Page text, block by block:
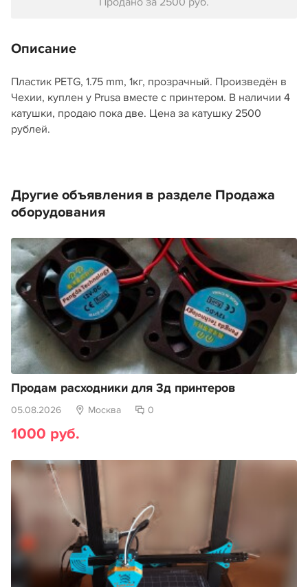
Описание
Пластик PETG, 1.75 mm, 1кг, прозрачный. Произведён в
Чехии, куплен у Prusa вместе с принтером. В наличии 4
катушки, продаю пока две. Цена за катушку 2500
рублей.
Другие объявления в разделе Продажа
оборудования
Продам расходники для 3д принтеров
05.08.2026 Москва 0
1000 руб.